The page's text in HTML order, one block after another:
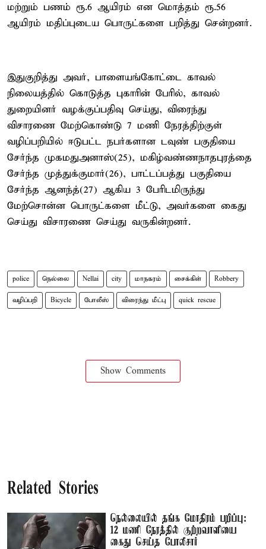
மற்றும் பணம் ரூ.6 ஆயிரம் என மொத்தம் ரூ.56
ஆயிரம் மதிப்புடைய பொருட்களை பறித்து சென்றனர்.
இதுகுறித்து அவர், பாளையங்கோட்டை காவல்
நிலையத்தில் கொடுத்த புகாரின் பேரில், காவல்
துறையினர் வழக்குப்பதிவு செய்து, விரைந்து
விசாரணை மேற்கொண்டு 7 மணி நேரத்திற்குள்
வழிப்பறியில் ஈடுபட்ட நபர்களான டவுண் பகுதியை
சேர்ந்த முகமதுஅனாஸ்(25), மகிழ்வண்ணநாதபுரத்தை
சேர்ந்த முத்துக்குமார்(26), பாட்டப்பத்து பகுதியை
சேர்ந்த ஆனந்த்(27) ஆகிய 3 பேரிடமிருந்து
மேற்சொன்ன பொருட்களை மீட்டு, அவர்களை கைது
செய்து விசாரணை செய்து வருகின்றனர்.
police நெல்லை Nellai city மாநகரம் சைக்கிள் Robbery
வழிப்பறி Bicycle போலீஸ் விரைந்து மீட்பு quick rescue
Show Comments
Related Stories
நெல்லையில் தங்க மோதிரம் பறிப்பு:
12 மணி நேரத்தில் குற்றவாளியை
கைது செய்த போலீசார்